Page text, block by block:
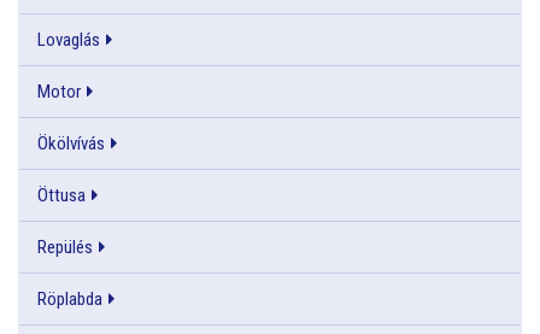
Lovaglás
Motor
Ökölvívás
Öttusa
Repülés
Röplabda